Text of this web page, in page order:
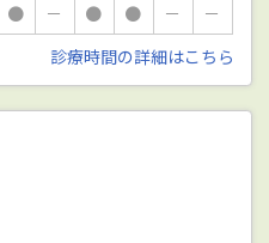
● － ● ● －
－
診療時間の詳細はこちら